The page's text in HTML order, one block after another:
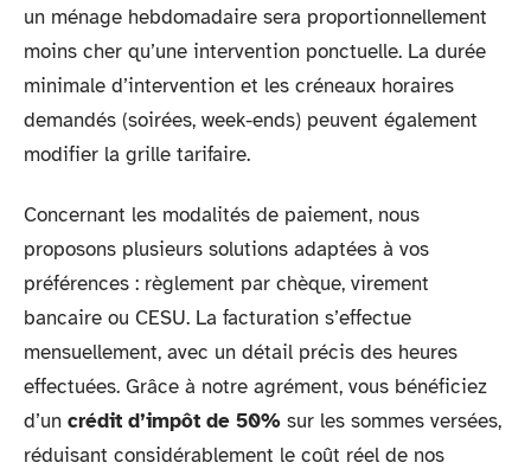
un ménage hebdomadaire sera proportionnellement
moins cher qu’une intervention ponctuelle. La durée
minimale d’intervention et les créneaux horaires
demandés (soirées, week-ends) peuvent également
modifier la grille tarifaire.
Concernant les modalités de paiement, nous
proposons plusieurs solutions adaptées à vos
préférences : règlement par chèque, virement
bancaire ou CESU. La facturation s’effectue
mensuellement, avec un détail précis des heures
effectuées. Grâce à notre agrément, vous bénéficiez
d’un crédit d’impôt de 50% sur les sommes versées,
réduisant considérablement le coût réel de nos